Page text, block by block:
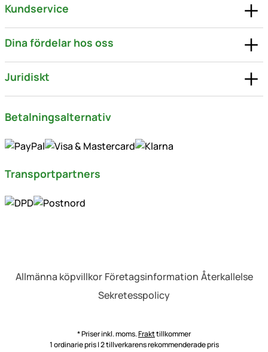
Kundservice
Dina fördelar hos oss
Juridiskt
Betalningsalternativ
Transportpartners
Allmänna köpvillkor Företagsinformation Återkallelse
Sekretesspolicy
* Priser inkl. moms.Frakttillkommer
1 ordinarie pris | 2 tillverkarens rekommenderade pris